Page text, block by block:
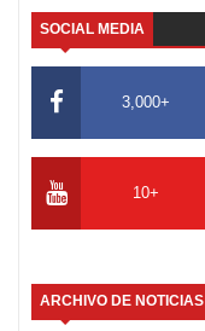
SOCIAL MEDIA
3,000+
10+
ARCHIVO DE NOTICIAS